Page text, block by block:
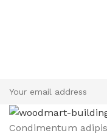
Condimentum